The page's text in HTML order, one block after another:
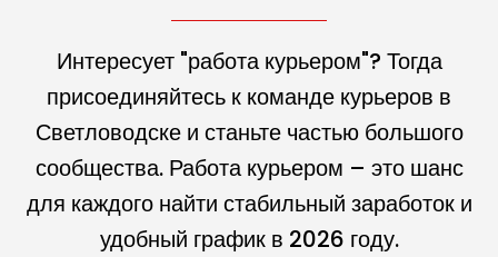
Интересует "работа курьером"? Тогда
присоединяйтесь к команде курьеров в
Светловодске и станьте частью большого
сообщества. Работа курьером – это шанс
для каждого найти стабильный заработок и
удобный график в 2026 году.